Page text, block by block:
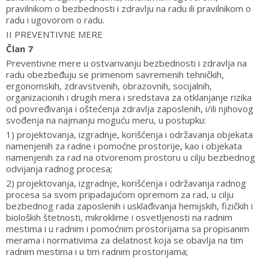
pravilnikom o bezbednosti i zdravlju na radu ili pravilnikom o
radu i ugovorom o radu.
II PREVENTIVNE MERE
Član 7
Preventivne mere u ostvarivanju bezbednosti i zdravlja na
radu obezbeđuju se primenom savremenih tehničkih,
ergonomskih, zdravstvenih, obrazovnih, socijalnih,
organizacionih i drugih mera i sredstava za otklanjanje rizika
od povređivanja i oštećenja zdravlja zaposlenih, i/ili njihovog
svođenja na najmanju moguću meru, u postupku:
1) projektovanja, izgradnje, korišćenja i održavanja objekata
namenjenih za radne i pomoćne prostorije, kao i objekata
namenjenih za rad na otvorenom prostoru u cilju bezbednog
odvijanja radnog procesa;
2) projektovanja, izgradnje, korišćenja i održavanja radnog
procesa sa svom pripadajućom opremom za rad, u cilju
bezbednog rada zaposlenih i usklađivanja hemijskih, fizičkih i
bioloških štetnosti, mikroklime i osvetljenosti na radnim
mestima i u radnim i pomoćnim prostorijama sa propisanim
merama i normativima za delatnost koja se obavlja na tim
radnim mestima i u tim radnim prostorijama;